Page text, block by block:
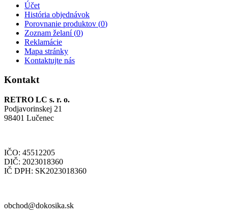
Účet
História objednávok
Porovnanie produktov (0)
Zoznam želaní (0)
Reklamácie
Mapa stránky
Kontaktujte nás
Kontakt
RETRO LC s. r. o.
Podjavorinskej 21
98401 Lučenec
IČO: 45512205
DIČ: 2023018360
IČ DPH: SK2023018360
obchod@dokosika.sk